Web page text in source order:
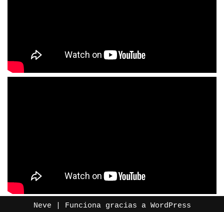
Neve | Funciona gracias a WordPress